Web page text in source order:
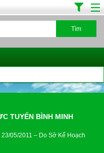
TUYẾN BÌNH MINH
05/2011 – Do Sở Kế Hoạch